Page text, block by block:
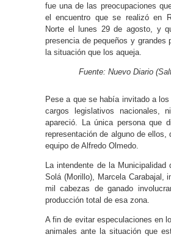
fue una de las preocupaciones
el encuentro que se realizó en
Norte el lunes 29 de agosto, y
presencia de pequeños y grandes
la situación que los aqueja.
Fuente: Nuevo Diario
Pese a que se había invitado a
cargos legislativos nacionales,
apareció. La única persona que
representación de alguno de ellos,
equipo de Alfredo Olmedo.
La intendente de la Municipalidad
Solá (Morillo), Marcela Carabajal,
mil cabezas de ganado
producción total de esa zona.
A fin de evitar especulaciones en
animales ante la situación que